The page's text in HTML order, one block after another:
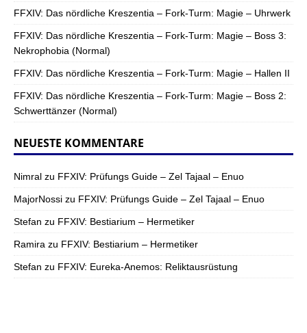
FFXIV: Das nördliche Kreszentia – Fork-Turm: Magie – Uhrwerk
FFXIV: Das nördliche Kreszentia – Fork-Turm: Magie – Boss 3:
Nekrophobia (Normal)
FFXIV: Das nördliche Kreszentia – Fork-Turm: Magie – Hallen II
FFXIV: Das nördliche Kreszentia – Fork-Turm: Magie – Boss 2:
Schwerttänzer (Normal)
NEUESTE KOMMENTARE
Nimral zu FFXIV: Prüfungs Guide – Zel Tajaal – Enuo
MajorNossi zu FFXIV: Prüfungs Guide – Zel Tajaal – Enuo
Stefan zu FFXIV: Bestiarium – Hermetiker
Ramira zu FFXIV: Bestiarium – Hermetiker
Stefan zu FFXIV: Eureka-Anemos: Reliktausrüstung